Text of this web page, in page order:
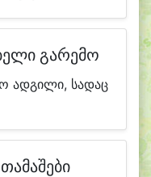
გარემო
ადგილი, სადაც